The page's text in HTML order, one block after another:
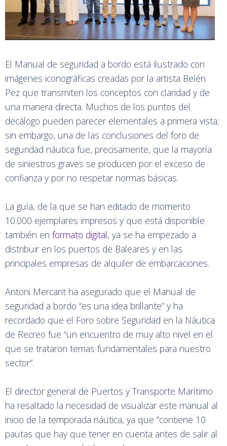
El Manual de seguridad a bordo está ilustrado con
imágenes iconográficas creadas por la artista Belén
Pez que transmiten los conceptos con claridad y de
una manera directa. Muchos de los puntos del
decálogo pueden parecer elementales a primera vista;
sin embargo, una de las conclusiones del foro de
seguridad náutica fue, precisamente, que la mayoría
de siniestros graves se producen por el exceso de
confianza y por no respetar normas básicas.
La guía, de la que se han editado de momento
10.000 ejemplares impresos y que está disponible
también en formato digital, ya se ha empezado a
distribuir en los puertos de Baleares y en las
principales empresas de alquiler de embarcaciones.
Antoni Mercant ha asegurado que el Manual de
seguridad a bordo “es una idea brillante” y ha
recordado que el Foro sobre Seguridad en la Náutica
de Recreo fue “un encuentro de muy alto nivel en el
que se trataron temas fundamentales para nuestro
sector”.
El director general de Puertos y Transporte Marítimo
ha resaltado la necesidad de visualizar este manual al
inicio de la temporada náutica, ya que “contiene 10
pautas que hay que tener en cuenta antes de salir al